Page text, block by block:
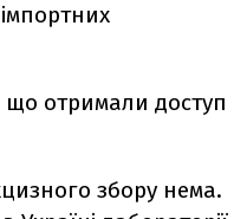
що отримали доступ
збору нема.